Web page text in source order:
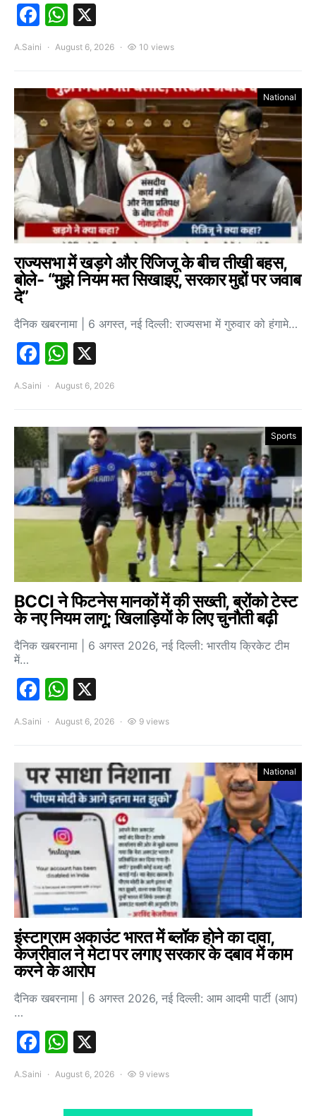
Facebook
WhatsApp
A.Saini August 6, 2026 10 views
National
राज्यसभा में खड़गे और रिजिजू के बीच तीखी बहस,
बोले- “मुझे नियम मत सिखाइए, सरकार मुद्दों पर जवाब
दे”
दैनिक खबरनामा | 6 अगस्त, नई दिल्ली: राज्यसभा में गुरुवार को हंगामे…
Facebook
WhatsApp
A.Saini August 6, 2026
Sports
BCCI ने फिटनेस मानकों में की सख्ती, ब्रोंको टेस्ट
के नए नियम लागू; खिलाड़ियों के लिए चुनौती बढ़ी
दैनिक खबरनामा | 6 अगस्त 2026, नई दिल्ली: भारतीय क्रिकेट टीम
में…
Facebook
WhatsApp
A.Saini August 6, 2026 9 views
National
इंस्टाग्राम अकाउंट भारत में ब्लॉक होने का दावा,
केजरीवाल ने मेटा पर लगाए सरकार के दबाव में काम
करने के आरोप
दैनिक खबरनामा | 6 अगस्त 2026, नई दिल्ली: आम आदमी पार्टी (आप)
…
Facebook
WhatsApp
A.Saini August 6, 2026 9 views